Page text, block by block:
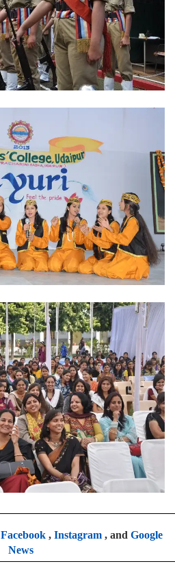
Facebook, Instagram, and Google
News